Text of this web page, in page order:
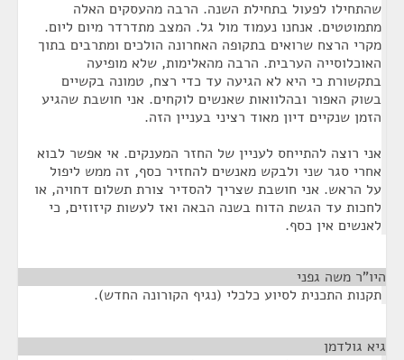
שהתחילו לפעול בתחילת השנה. הרבה מהעסקים האלה
מתמוטטים. אנחנו נעמוד מול גל. המצב מתדרדר מיום ליום.
מקרי הרצח שרואים בתקופה האחרונה הולכים ומתרבים בתוך
האוכלוסייה הערבית. הרבה מהאלימות, שלא מופיעה
בתקשורת כי היא לא הגיעה עד כדי רצח, טמונה בקשיים
בשוק האפור ובהלוואות שאנשים לוקחים. אני חושבת שהגיע
הזמן שנקיים דיון מאוד רציני בעניין הזה.
אני רוצה להתייחס לעניין של החזר המענקים. אי אפשר לבוא
אחרי סגר שני ולבקש מאנשים להחזיר כסף, זה ממש ליפול
על הראש. אני חושבת שצריך להסדיר צורת תשלום דחויה, או
לחכות עד הגשת הדוח בשנה הבאה ואז לעשות קיזוזים, כי
לאנשים אין כסף.
היו"ר משה גפני
תקנות התכנית לסיוע כלכלי (נגיף הקורונה החדש).
גיא גולדמן